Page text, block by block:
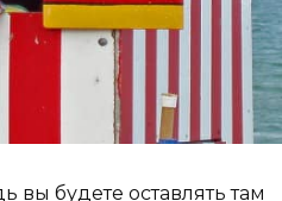
будете оставлять там